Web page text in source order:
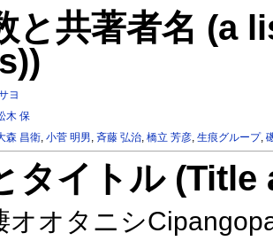
と共著者名 (a
ヨ
木 保
森 昌衛,小菅 明男,斉藤 弘治,橋立 芳彦,生痕グループ,
タイトル
オオタニシ